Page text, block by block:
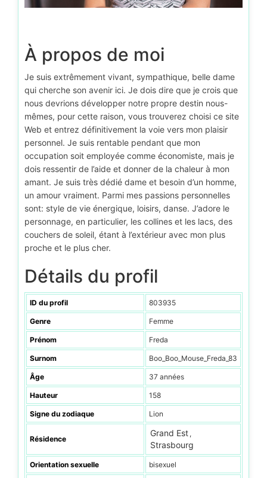
À propos de moi
Je suis extrêmement vivant, sympathique, belle dame
qui cherche son avenir ici. Je dois dire que je crois que
nous devrions développer notre propre destin nous-
mêmes, pour cette raison, vous trouverez choisi ce site
Web et entrez définitivement la voie vers mon plaisir
personnel. Je suis rentable pendant que mon
occupation soit employée comme économiste, mais je
dois ressentir de l’aide et donner de la chaleur à mon
amant. Je suis très dédié dame et besoin d’un homme,
un amour vraiment. Parmi mes passions personnelles
sont: style de vie énergique, loisirs, danse. J’adore le
personnage, en particulier, les collines et les lacs, des
couchers de soleil, étant à l’extérieur avec mon plus
proche et le plus cher.
Détails du profil
ID du profil 803935
Genre Femme
Prénom Freda
Surnom Boo_Boo_Mouse_Freda_83
Âge 37 années
Hauteur 158
Signe du zodiaque Lion
Résidence
Grand Est ,
Strasbourg
Orientation sexuelle bisexuel